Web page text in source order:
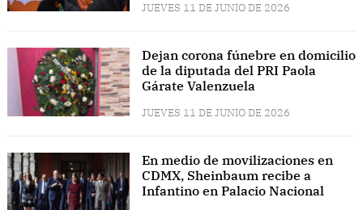
JUEVES 11 DE JUNIO DE 2026
Dejan corona fúnebre en domicilio
de la diputada del PRI Paola
Gárate Valenzuela
JUEVES 11 DE JUNIO DE 2026
En medio de movilizaciones en
CDMX, Sheinbaum recibe a
Infantino en Palacio Nacional